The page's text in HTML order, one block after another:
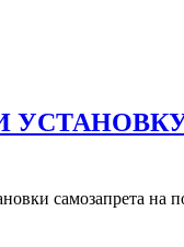
самозапрета